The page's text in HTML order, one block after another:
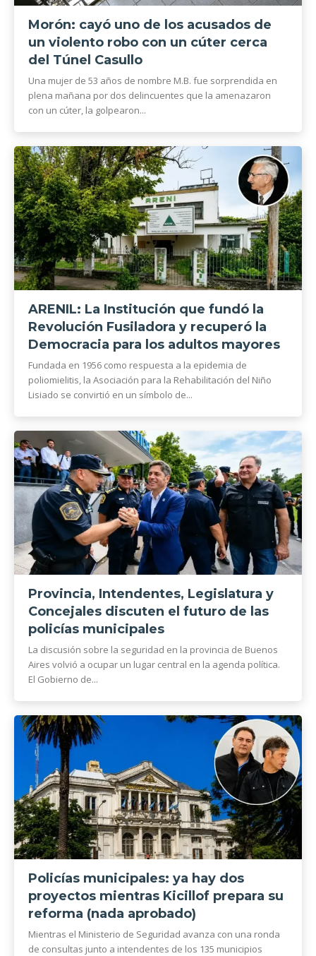
Morón: cayó uno de los acusados de
un violento robo con un cúter cerca
del Túnel Casullo
Una mujer de 53 años de nombre M.B. fue sorprendida en
plena mañana por dos delincuentes que la amenazaron
con un cúter, la golpearon...
ARENIL: La Institución que fundó la
Revolución Fusiladora y recuperó la
Democracia para los adultos mayores
Fundada en 1956 como respuesta a la epidemia de
poliomielitis, la Asociación para la Rehabilitación del Niño
Lisiado se convirtió en un símbolo de...
Provincia, Intendentes, Legislatura y
Concejales discuten el futuro de las
policías municipales
La discusión sobre la seguridad en la provincia de Buenos
Aires volvió a ocupar un lugar central en la agenda política.
El Gobierno de...
Policías municipales: ya hay dos
proyectos mientras Kicillof prepara su
reforma (nada aprobado)
Mientras el Ministerio de Seguridad avanza con una ronda
de consultas junto a intendentes de los 135 municipios